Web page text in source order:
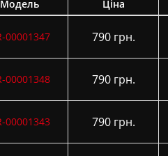
Модель Ціна
00001347 790 грн.
00001348 790 грн.
00001343 790 грн.